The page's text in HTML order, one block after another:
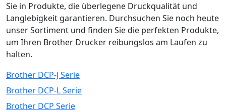
Sie in Produkte, die überlegene Druckqualität und
Langlebigkeit garantieren. Durchsuchen Sie noch heute
unser Sortiment und finden Sie die perfekten Produkte,
um Ihren Brother Drucker reibungslos am Laufen zu
halten.
Brother DCP-J Serie
Brother DCP-L Serie
Brother DCP Serie